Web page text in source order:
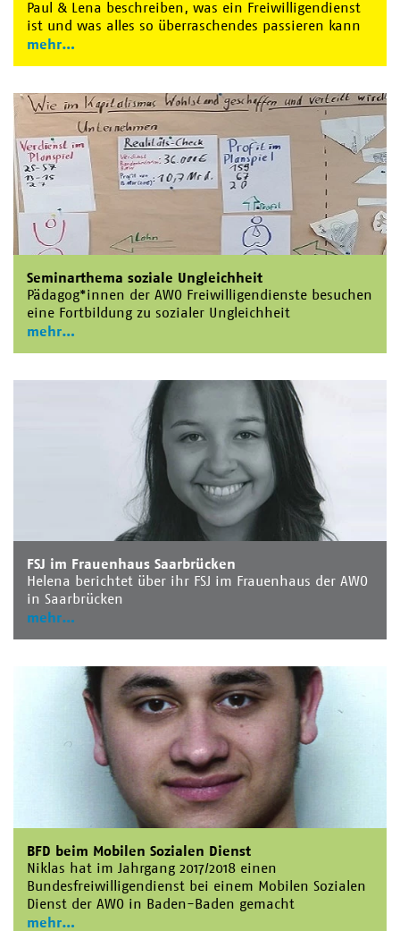
Paul & Lena beschreiben, was ein Freiwilligendienst
ist und was alles so überraschendes passieren kann
mehr
Seminarthema soziale Ungleichheit
Pädagog*innen der AWO Freiwilligendienste besuchen
eine Fortbildung zu sozialer Ungleichheit
mehr
FSJ im Frauenhaus Saarbrücken
Helena berichtet über ihr FSJ im Frauenhaus der AWO
in Saarbrücken
mehr
BFD beim Mobilen Sozialen Dienst
Niklas hat im Jahrgang 2017/2018 einen
Bundesfreiwilligendienst bei einem Mobilen Sozialen
Dienst der AWO in Baden-Baden gemacht
mehr